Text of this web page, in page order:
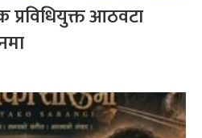
प्रविधियुक्त आठवटा